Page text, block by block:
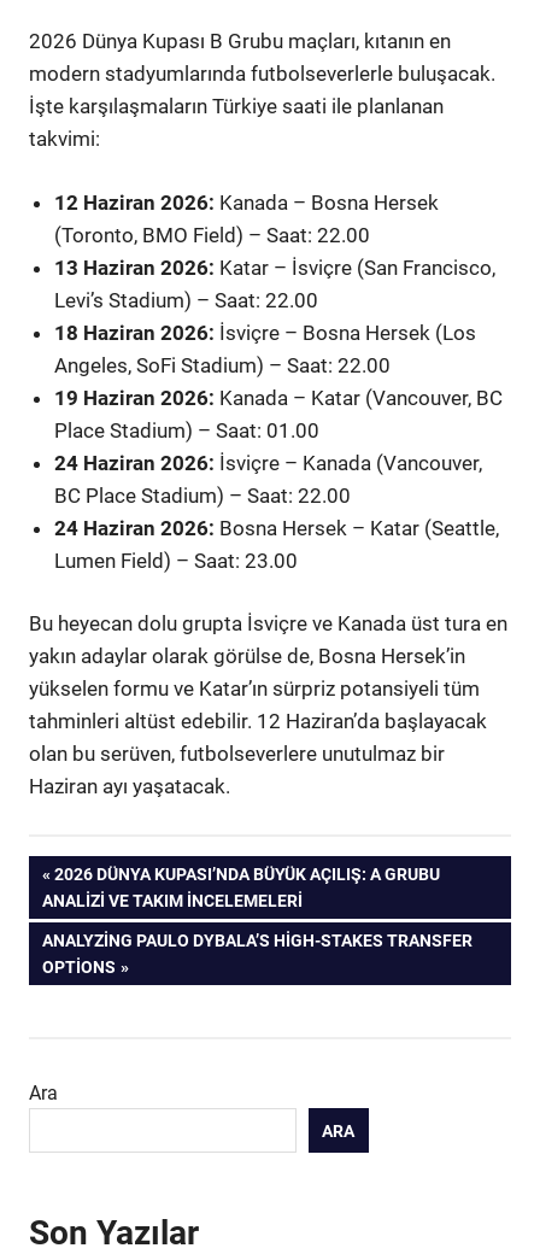
2026 Dünya Kupası B Grubu maçları, kıtanın en
modern stadyumlarında futbolseverlerle buluşacak.
İşte karşılaşmaların Türkiye saati ile planlanan
takvimi:
12 Haziran 2026: Kanada – Bosna Hersek
(Toronto, BMO Field) – Saat: 22.00
13 Haziran 2026: Katar – İsviçre (San Francisco,
Levi’s Stadium) – Saat: 22.00
18 Haziran 2026: İsviçre – Bosna Hersek (Los
Angeles, SoFi Stadium) – Saat: 22.00
19 Haziran 2026: Kanada – Katar (Vancouver, BC
Place Stadium) – Saat: 01.00
24 Haziran 2026: İsviçre – Kanada (Vancouver,
BC Place Stadium) – Saat: 22.00
24 Haziran 2026: Bosna Hersek – Katar (Seattle,
Lumen Field) – Saat: 23.00
Bu heyecan dolu grupta İsviçre ve Kanada üst tura en
yakın adaylar olarak görülse de, Bosna Hersek’in
yükselen formu ve Katar’ın sürpriz potansiyeli tüm
tahminleri altüst edebilir. 12 Haziran’da başlayacak
olan bu serüven, futbolseverlere unutulmaz bir
Haziran ayı yaşatacak.
Yazı
gezinmesi
ÖNCEKI
YAZI:
2026 DÜNYA KUPASI’NDA BÜYÜK AÇILIŞ: A GRUBU
ANALIZI VE TAKIM İNCELEMELERI
SONRAKI
YAZI:
ANALYZING PAULO DYBALA’S HIGH-STAKES TRANSFER
OPTIONS
Ara
ARA
Son Yazılar